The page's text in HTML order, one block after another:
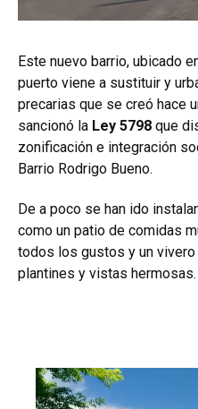
Este nuevo barrio, ubicado
puerto viene a sustituir y
precarias que se creó hace
sancionó la Ley 5798 que
zonificación e integración
Barrio Rodrigo Bueno.
De a poco se han ido
como un patio de comidas
todos los gustos y un
plantines y vistas hermosas.